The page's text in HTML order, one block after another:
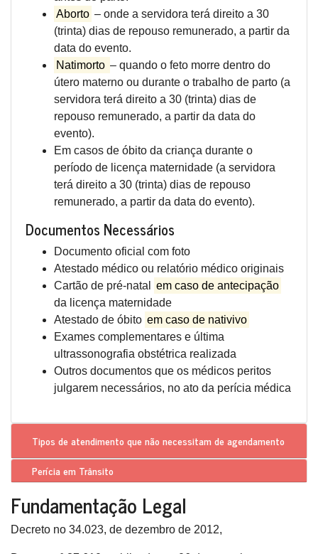
Aborto – onde a servidora terá direito a 30
(trinta) dias de repouso remunerado, a partir da
data do evento.
Natimorto – quando o feto morre dentro do
útero materno ou durante o trabalho de parto (a
servidora terá direito a 30 (trinta) dias de
repouso remunerado, a partir da data do
evento).
Em casos de óbito da criança durante o
período de licença maternidade (a servidora
terá direito a 30 (trinta) dias de repouso
remunerado, a partir da data do evento).
Documentos Necessários
Documento oficial com foto
Atestado médico ou relatório médico originais
Cartão de pré-natal
em caso de antecipação
da licença maternidade
Atestado de óbito em caso de nativivo
Exames complementares e última
ultrassonografia obstétrica realizada
Outros documentos que os médicos peritos
julgarem necessários, no ato da perícia médica
Tipos de atendimento que não necessitam de agendamento
Perícia em Trânsito
Fundamentação Legal
Decreto no 34.023, de dezembro de 2012,